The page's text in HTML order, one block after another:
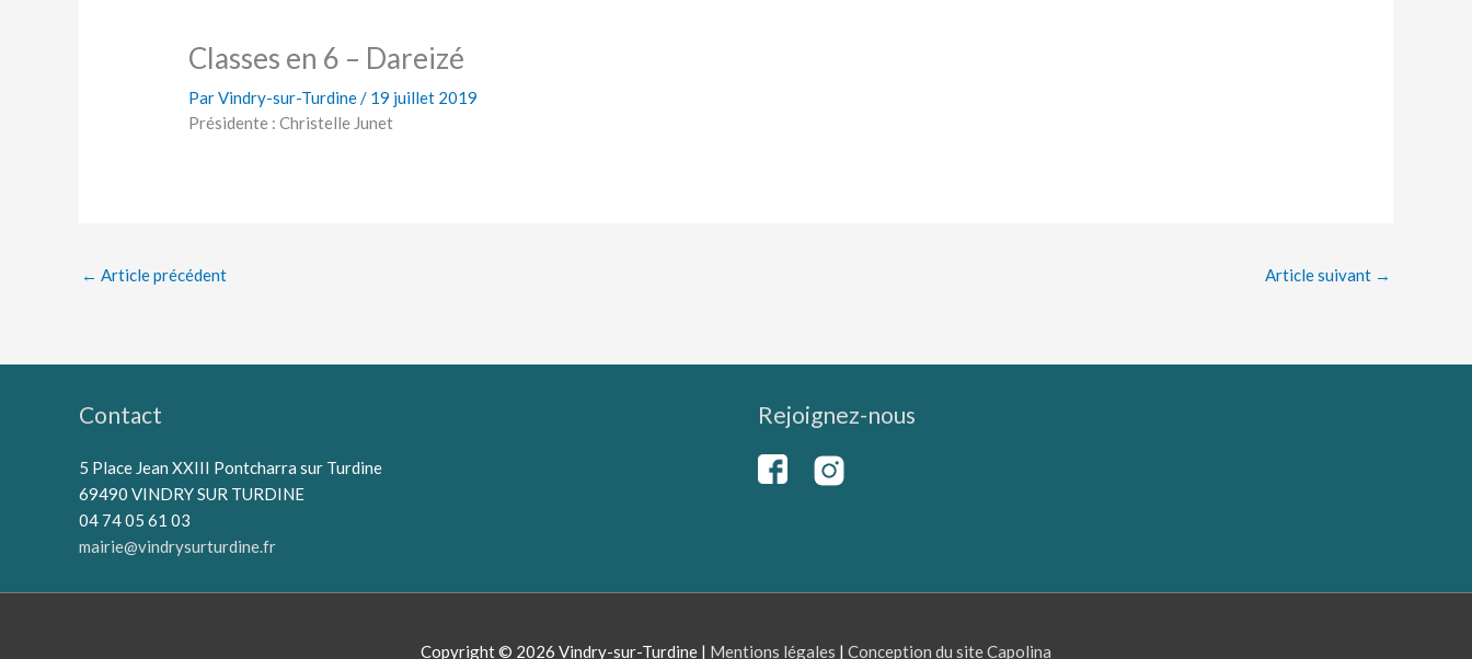
Classes en 6 – Dareizé
ParVindry-sur-Turdine/ 19 juillet 2019
Présidente : Christelle Junet
← Article précédent Article suivant →
Contact
5 Place Jean XXIII Pontcharra sur Turdine
69490 VINDRY SUR TURDINE
04 74 05 61 03
mairie@vindrysurturdine.fr
Rejoignez-nous
Copyright © 2026 Vindry-sur-Turdine | Mentions légales | Conception du site Capolina